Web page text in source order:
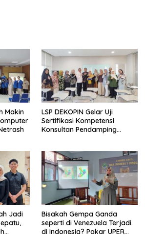
Makin
LSP DEKOPIN Gelar Uji
Sertifikasi Kompetensi
Konsultan Pendamping
Jadi
Bisakah Gempa Ganda
seperti di Venezuela Terjadi
di Indonesia? Pakar UPER